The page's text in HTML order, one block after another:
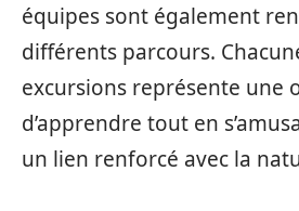
équipes sont également
différents parcours.
excursions représente une
d’apprendre tout en
un lien renforcé avec la